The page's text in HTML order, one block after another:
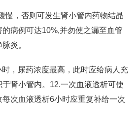
慢，否则可发生肾小管内药物结晶
病例可达10%,并勿使之漏至血管
炎。
，尿药浓度最高，此时应给病人充
肾小管内。12.一次血液透析可使
次血液透析6小时应重复补给一次